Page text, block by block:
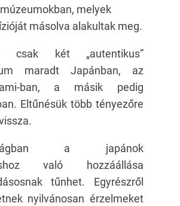
melyek
másolva alakultak meg.
két „autentikus”
maradt Japánban, az
ban, a másik pedig
Eltűnésük több tényezőre
a japánok
való hozzáállása
tűnhet. Egyrészről
nyilvánosan érzelmeket